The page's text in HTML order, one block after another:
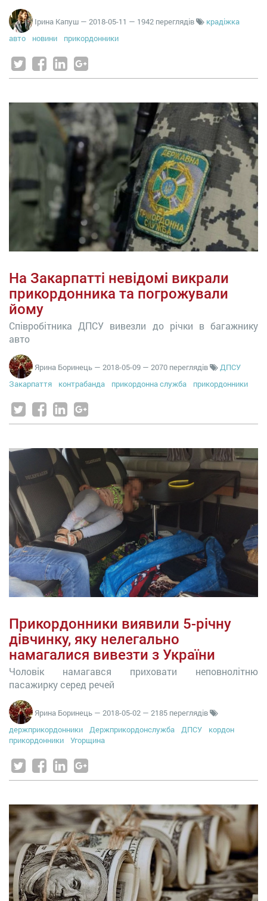
Ірина Капуш — 2018-05-11 — 1942 переглядів
крадіжка
авто
новини прикордонники
На Закарпатті невідомі викрали
прикордонника та погрожували
йому
Співробітника ДПСУ вивезли до річки в багажнику
авто
Ярина Боринець — 2018-05-09 — 2070 переглядів
ДПСУ
Закарпаття
контрабанда прикордонна служба прикордонники
Прикордонники виявили 5-річну
дівчинку, яку нелегально
намагалися вивезти з України
Чоловік намагався приховати неповнолітню
пасажирку серед речей
Ярина Боринець — 2018-05-02 — 2185 переглядів
держприкордонники
Держприкордонслужба ДПСУ
кордон
прикордонники
Угорщина